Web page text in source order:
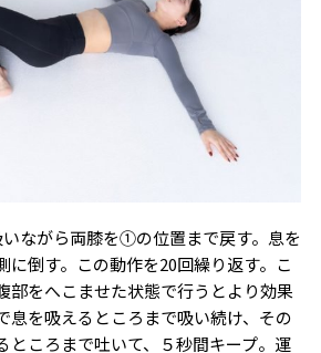
いながら両膝を①の位置まで戻す。息を
に倒す。この動作を20回繰り返す。こ
部をへこませた状態で行うとより効果
息を吸えるところまで吸い続け、その
ところまで吐いて、５秒間キープ。運